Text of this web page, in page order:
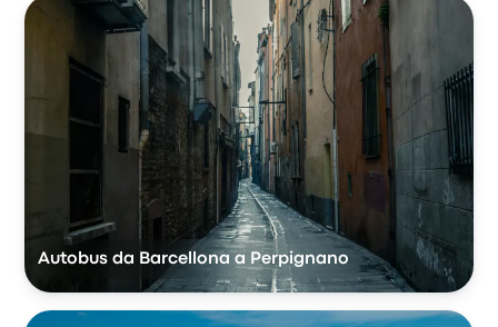
Autobus da Barcellona a Perpignano